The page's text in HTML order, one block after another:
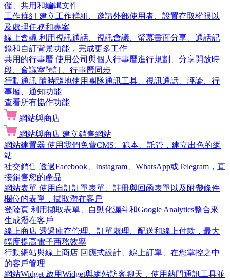
儲、共用和編輯文件
工作群組 建立工作群組、邀請外部使用者、設置存取權限以
及處理任務和專案
線上會議 利用視訊通話、視訊會議、螢幕畫面分享、通話記
錄和自訂背景功能，完成更多工作
共用的行事曆 使用公司與個人行事曆進行規劃、分享開放時
段、會議室預訂、行事曆同步
行動通訊 隨時隨地使用團隊通訊工具、視訊通話、評論、行
事曆、通知功能
查看所有協作功能
網站與商店
網站與商店 建立銷售網站
網站建置器 使用我們免費CMS、範本、託管，建立出色的網
站
社交銷售 透過Facebook、Instagram、WhatsApp或Telegram，直
接銷售您的產品
網站表單 使用自訂訂單表單、註冊與回函表單以及附帶條件
欄位的表單，擷取潛在客戶
登陸頁 利用擷取表單、自動化漏斗和Google Analytics整合來
生成潛在客戶
線上商店 透過庫存管理、訂單處理、配送和線上付款，最大
幅度提高電子商務效率
行動網站與線上商店 回應式設計、線上訂單、在您掌控之中
的客戶管理
網站Widget 啟用Widget與網站訪客聊天，使用熱門通訊工具並